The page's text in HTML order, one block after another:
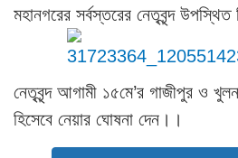
মহানগরের সর্বস্তরের নেতৃবৃন্দ উপস্থিত
নেতৃবৃন্দ আগামী ১৫মে’র গাজীপুর ও খুলনা
হিসেবে নেয়ার ঘোষনা দেন।।